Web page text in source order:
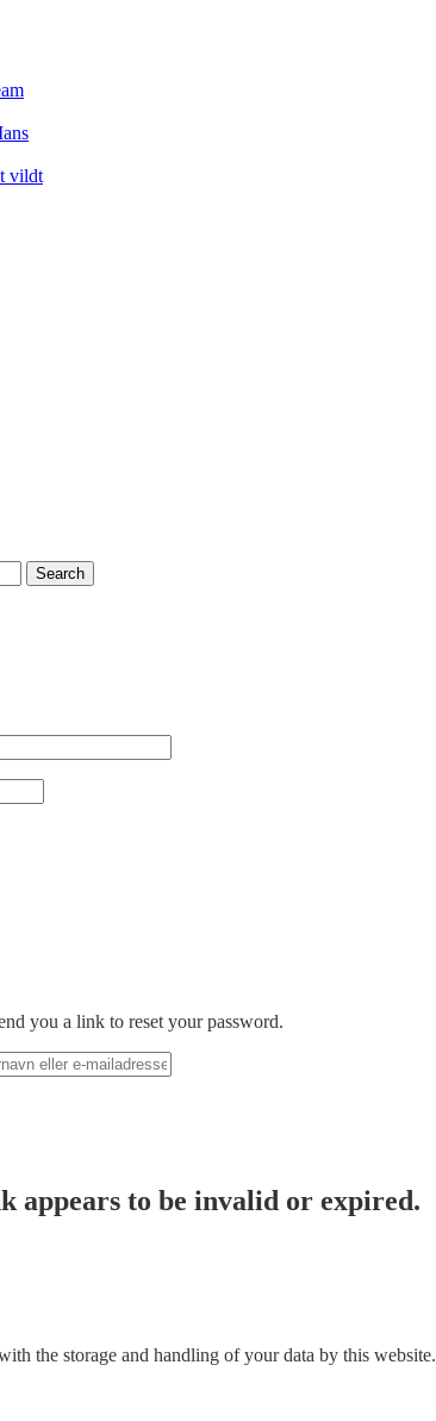
vildt
Search
you a link to reset your password.
appears to be invalid or expired.
the storage and handling of your data by this website.